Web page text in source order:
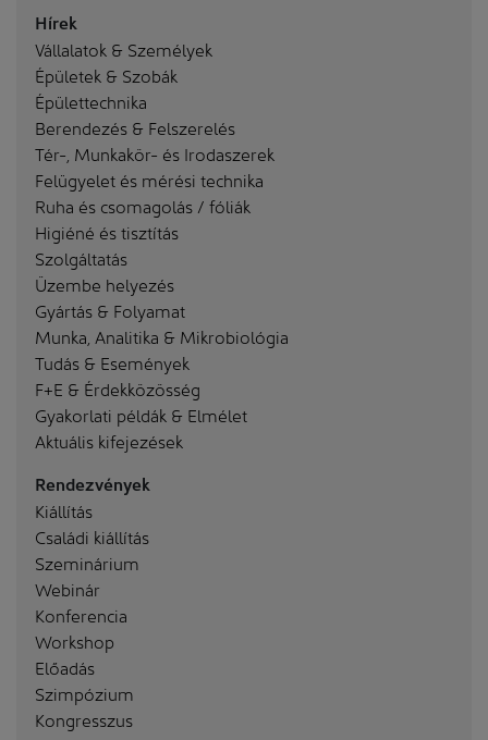
Hírek
Vállalatok & Személyek
Épületek & Szobák
Épülettechnika
Berendezés & Felszerelés
Tér-, Munkakör- és Irodaszerek
Felügyelet és mérési technika
Ruha és csomagolás / fóliák
Higiéné és tisztítás
Szolgáltatás
Üzembe helyezés
Gyártás & Folyamat
Munka, Analitika & Mikrobiológia
Tudás & Események
F+E & Érdekközösség
Gyakorlati példák & Elmélet
Aktuális kifejezések
Rendezvények
Kiállítás
Családi kiállítás
Szeminárium
Webinár
Konferencia
Workshop
Előadás
Szimpózium
Kongresszus